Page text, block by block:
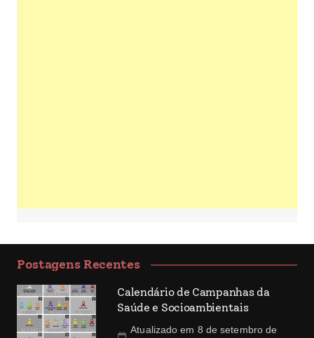
Postagens Recentes
Calendário de Campanhas da
Saúde e Socioambientais
Atualizado em 8 de setembro de